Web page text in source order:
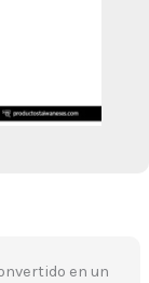
en un